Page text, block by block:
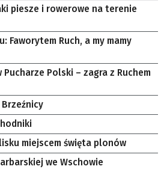
piesze i rowerowe na terenie
Faworytem Ruch, a my mamy
Polski – zagra z Ruchem
miejscem święta plonów
we Wschowie